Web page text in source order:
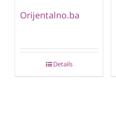
Orijentalno.ba
Details